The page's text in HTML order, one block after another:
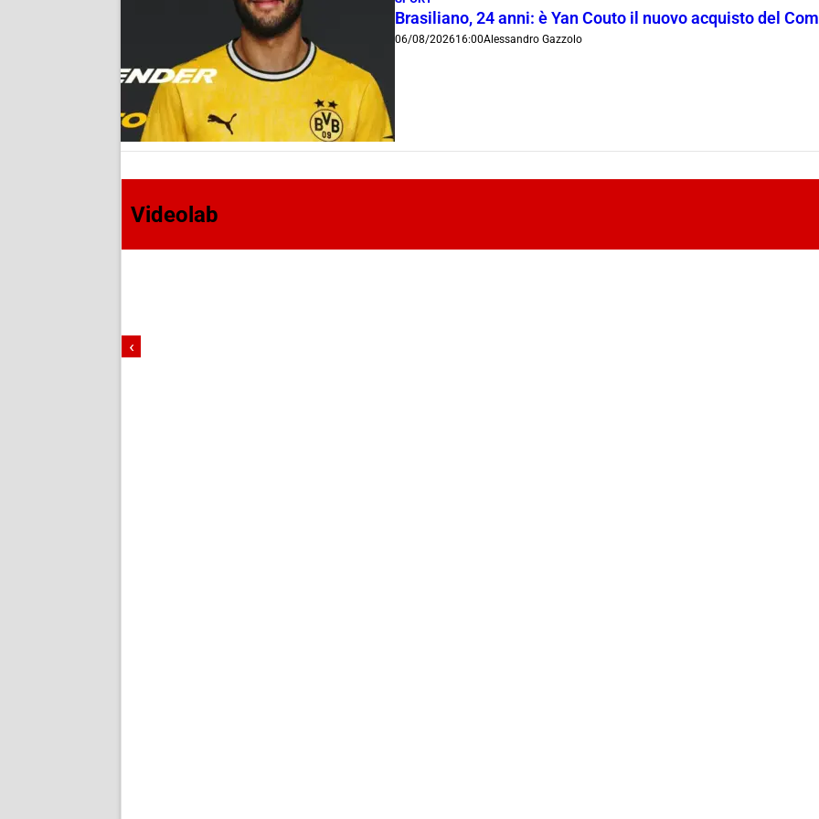
Brasiliano, 24 anni: è Yan Couto il nuovo acquisto del
06/08/202616:00Alessandro Gazzolo
Videolab
‹